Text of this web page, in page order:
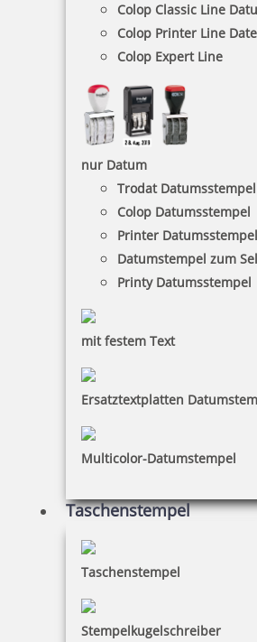
Colop Classic Line
Colop Printer Line
Colop Expert Line
nur Datum
Trodat Datumsstempel
Colop Datumsstempel
Printer Datumsstempel
Datumstempel zum
Printy Datumsstempel
mit festem Text
Ersatztextplatten
Multicolor-Datumstempel
Taschenstempel
Taschenstempel
Stempelkugelschreiber
Jetzt gestalten
Holzstempel Rund 25 mm
18,80 €
Jetzt gestalten
20,75 €